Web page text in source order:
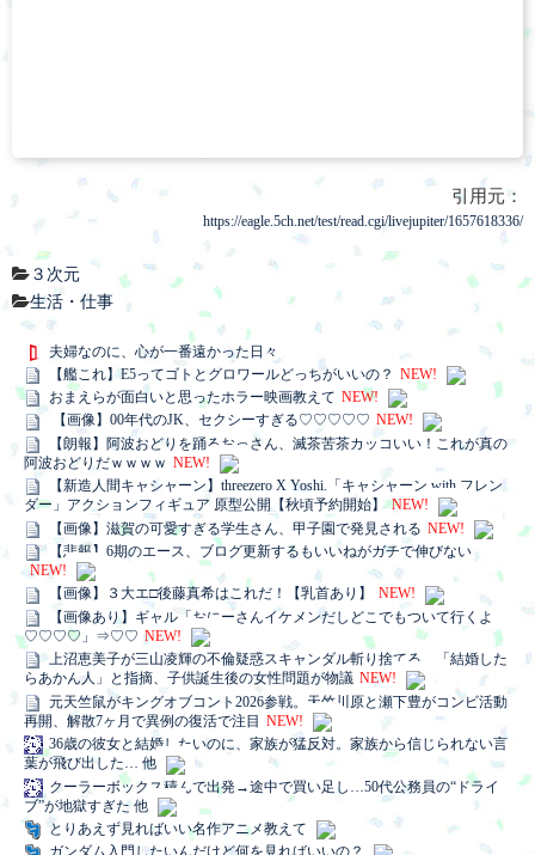
引用元：
https://eagle.5ch.net/test/read.cgi/livejupiter/1657618336/
３次元
生活・仕事
夫婦なのに、心が一番遠かった日々
【艦これ】E5ってゴトとグロワールどっちがいいの？ NEW!
おまえらが面白いと思ったホラー映画教えて NEW!
【画像】00年代のJK、セクシーすぎる♡♡♡♡♡ NEW!
【朗報】阿波おどりを踊るおっさん、滅茶苦茶カッコいい！これが真の
阿波おどりだｗｗｗｗ NEW!
【新造人間キャシャーン】threezero X Yoshi.「キャシャーン with フレン
ダー」アクションフィギュア 原型公開【秋頃予約開始】 NEW!
【画像】滋賀の可愛すぎる学生さん、甲子園で発見される NEW!
【悲報】6期のエース、ブログ更新するもいいねがガチで伸びない
NEW!
【画像】３大エ□後藤真希はこれだ！【乳首あり】
NEW!
【画像あり】ギャル「おにーさんイケメンだしどこでもついて行くよ
♡♡♡♡」⇒♡♡ NEW!
上沼恵美子が三山凌輝の不倫疑惑スキャンダル斬り捨てる。「結婚した
らあかん人」と指摘、子供誕生後の女性問題が物議 NEW!
元天竺鼠がキングオブコント2026参戦。天竺川原と瀬下豊がコンビ活動
再開、解散7ヶ月で異例の復活で注目 NEW!
36歳の彼女と結婚したいのに、家族が猛反対。家族から信じられない言
葉が飛び出した… 他
クーラーボックス積んで出発→途中で買い足し…50代公務員の“ドライ
ブ”が地獄すぎた 他
とりあえず見ればいい名作アニメ教えて